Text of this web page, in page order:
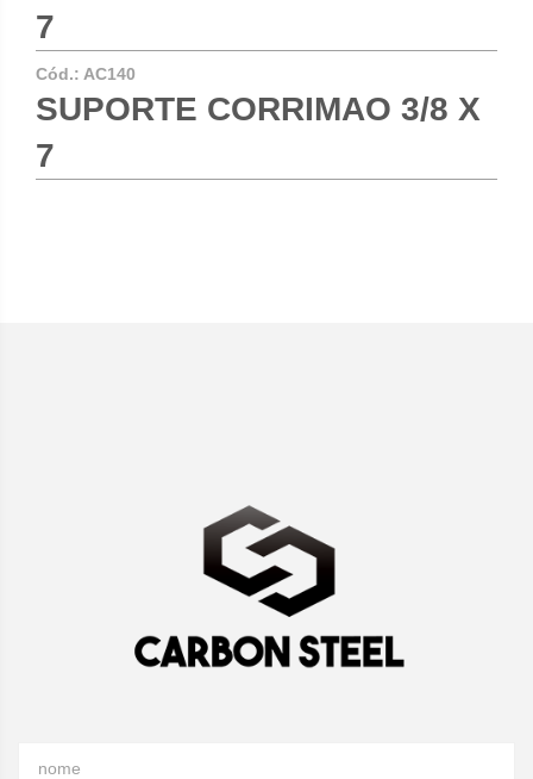
7
Cód.: AC140
SUPORTE CORRIMAO 3/8 X
7
nome